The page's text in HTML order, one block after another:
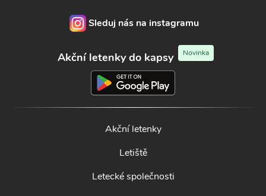
Sleduj nás na instagramu
Akční letenky do kapsy Novinka
Akční letenky
Letiště
Letecké společnosti